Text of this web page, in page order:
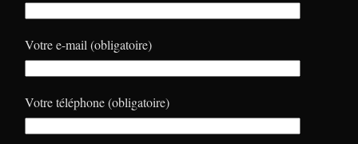
Votre e-mail (obligatoire)
Votre téléphone (obligatoire)